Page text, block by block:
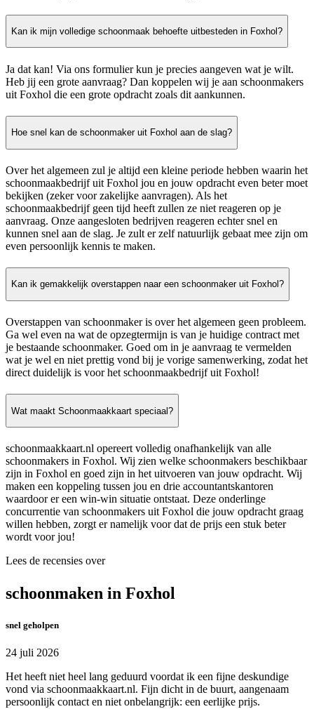
Kan ik mijn volledige schoonmaak behoefte uitbesteden in Foxhol?
Ja dat kan! Via ons formulier kun je precies aangeven wat je wilt.
Heb jij een grote aanvraag? Dan koppelen wij je aan schoonmakers
uit Foxhol die een grote opdracht zoals dit aankunnen.
Hoe snel kan de schoonmaker uit Foxhol aan de slag?
Over het algemeen zul je altijd een kleine periode hebben waarin het
schoonmaakbedrijf uit Foxhol jou en jouw opdracht even beter moet
bekijken (zeker voor zakelijke aanvragen). Als het
schoonmaakbedrijf geen tijd heeft zullen ze niet reageren op je
aanvraag. Onze aangesloten bedrijven reageren echter snel en
kunnen snel aan de slag. Je zult er zelf natuurlijk gebaat mee zijn om
even persoonlijk kennis te maken.
Kan ik gemakkelijk overstappen naar een schoonmaker uit Foxhol?
Overstappen van schoonmaker is over het algemeen geen probleem.
Ga wel even na wat de opzegtermijn is van je huidige contract met
je bestaande schoonmaker. Goed om in je aanvraag te vermelden
wat je wel en niet prettig vond bij je vorige samenwerking, zodat het
direct duidelijk is voor het schoonmaakbedrijf uit Foxhol!
Wat maakt Schoonmaakkaart speciaal?
schoonmaakkaart.nl opereert volledig onafhankelijk van alle
schoonmakers in Foxhol. Wij zien welke schoonmakers beschikbaar
zijn in Foxhol en goed zijn in het uitvoeren van jouw opdracht. Wij
maken een koppeling tussen jou en drie accountantskantoren
waardoor er een win-win situatie ontstaat. Deze onderlinge
concurrentie van schoonmakers uit Foxhol die jouw opdracht graag
willen hebben, zorgt er namelijk voor dat de prijs een stuk beter
wordt voor jou!
Lees de recensies over
schoonmaken in Foxhol
snel geholpen
24 juli 2026
Het heeft niet heel lang geduurd voordat ik een fijne deskundige
vond via schoonmaakkaart.nl. Fijn dicht in de buurt, aangenaam
persoonlijk contact en niet onbelangrijk: een eerlijke prijs.